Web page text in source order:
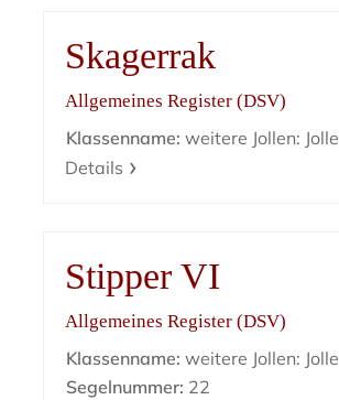
Skagerrak
Allgemeines Register (DSV)
Klassenname: weitere Jollen: Jolle
Details
Stipper VI
Allgemeines Register (DSV)
Klassenname: weitere Jollen: Jolle
Segelnummer: 22